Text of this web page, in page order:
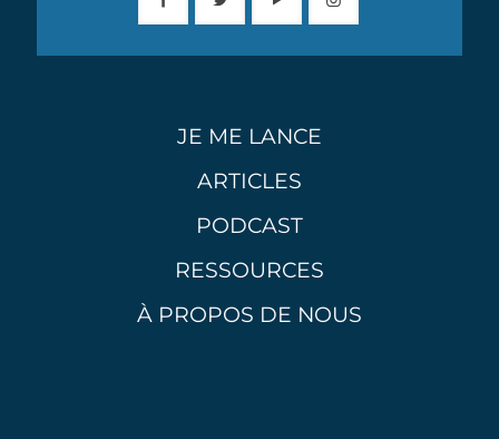
JE ME LANCE
ARTICLES
PODCAST
RESSOURCES
À PROPOS DE NOUS